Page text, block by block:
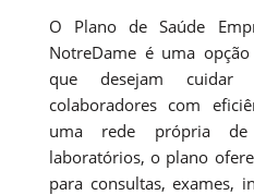
O Plano de Saúde
NotreDame é uma
que desejam
colaboradores com
uma rede própria
laboratórios, o plano
para consultas, exames,